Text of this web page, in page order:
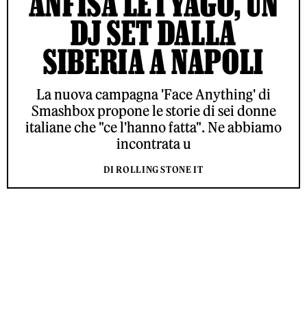
DJ SET DALLA
SIBERIA A NAPOLI
La nuova campagna 'Face Anything' di
Smashbox propone le storie di sei donne
italiane che "ce l'hanno fatta". Ne abbiamo
incontrata u
DI ROLLING STONE IT